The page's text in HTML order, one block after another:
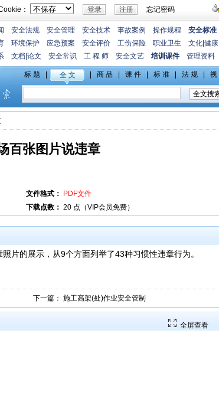
： 忘记密码
安全法规 安全管理 安全技术 事故案例 操作规程
安全标准
环境保护 应急预案 安全评价 工伤保险 职业卫生 文化 健康
文档 论文 安全常识 工 程 师 安全文艺 培训课件 管理资料
百张图片说违章
文件格式： PDF文件
下载点数： 20 点（VIP会员免费）
片的展示，从9个方面列举了43种习惯性违章行为。
下一篇： 施工高架(处)作业安全管制
全屏查看